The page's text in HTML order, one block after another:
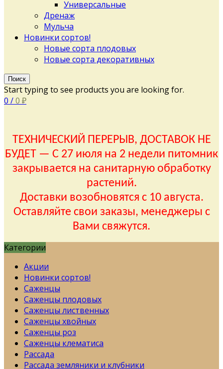
Универсальные
Дренаж
Мульча
Новинки сортов!
Новые сорта плодовых
Новые сорта декоративных
Поиск
Start typing to see products you are looking for.
0 /0 ₽
ТЕХНИЧЕСКИЙ ПЕРЕРЫВ, ДОСТАВОК НЕ
БУДЕТ — С 27 июля на 2 недели питомник
закрывается на санитарную обработку
растений.
Доставки возобновятся с 10 августа.
Оставляйте свои заказы, менеджеры с
Вами свяжутся.
Категории
Акции
Новинки сортов!
Саженцы
Саженцы плодовых
Саженцы лиственных
Саженцы хвойных
Саженцы роз
Саженцы клематиса
Рассада
Рассада земляники и клубники